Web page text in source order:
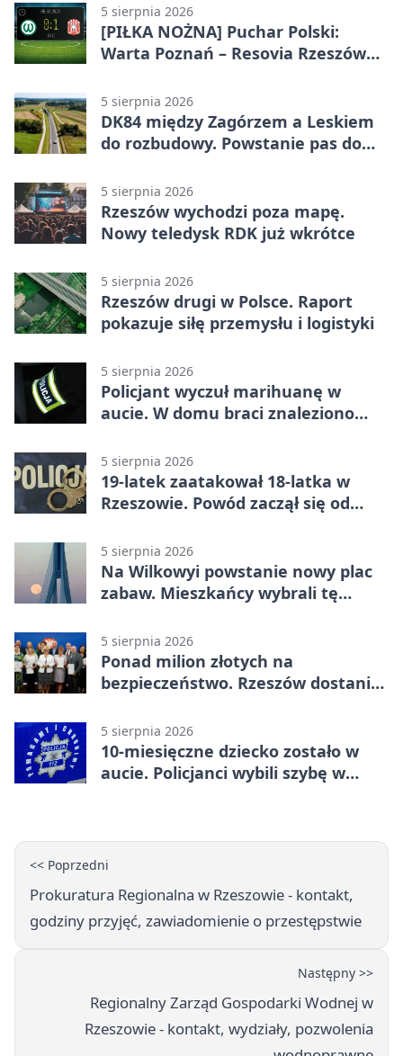
5 sierpnia 2026
[PIŁKA NOŻNA] Puchar Polski:
Warta Poznań – Resovia Rzeszów
pierwszoligowca
5 sierpnia 2026
DK84 między Zagórzem a Leskiem
do rozbudowy. Powstanie pas do
5 sierpnia 2026
Rzeszów wychodzi poza mapę.
Nowy teledysk RDK już wkrótce
5 sierpnia 2026
Rzeszów drugi w Polsce. Raport
pokazuje siłę przemysłu i logistyki
5 sierpnia 2026
Policjant wyczuł marihuanę w
aucie. W domu braci znaleziono
5 sierpnia 2026
19-latek zaatakował 18-latka w
Rzeszowie. Powód zaczął się od
5 sierpnia 2026
Na Wilkowyi powstanie nowy plac
zabaw. Mieszkańcy wybrali tę
5 sierpnia 2026
Ponad milion złotych na
bezpieczeństwo. Rzeszów dostanie
5 sierpnia 2026
10-miesięczne dziecko zostało w
aucie. Policjanci wybili szybę w
<< Poprzedni
Prokuratura Regionalna w Rzeszowie - kontakt,
godziny przyjęć, zawiadomienie o przestępstwie
Następny >>
Regionalny Zarząd Gospodarki Wodnej w
Rzeszowie - kontakt, wydziały, pozwolenia